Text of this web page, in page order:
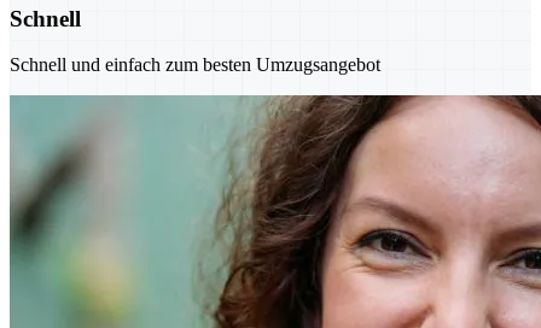
Schnell
Schnell und einfach zum besten Umzugsangebot